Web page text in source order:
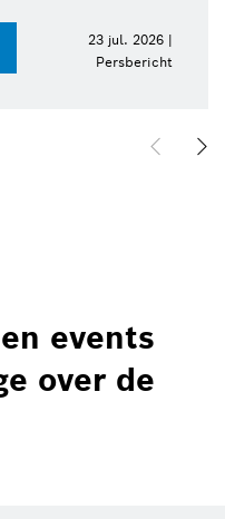
23 jul. 2026 |
Persbericht
events
over de